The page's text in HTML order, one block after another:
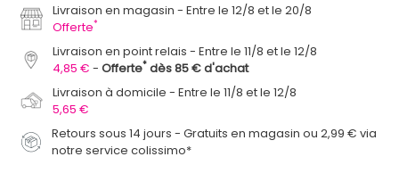
Livraison en magasin
Entre le 12/8 et le 20/8
Offerte*
Livraison en point relais
Entre le 11/8 et le 12/8
4,85 €
Offerte* dès 85 € d'achat
Livraison à domicile
Entre le 11/8 et le 12/8
5,65 €
Retours sous 14 jours - Gratuits en magasin ou 2,99 € via
notre service colissimo*